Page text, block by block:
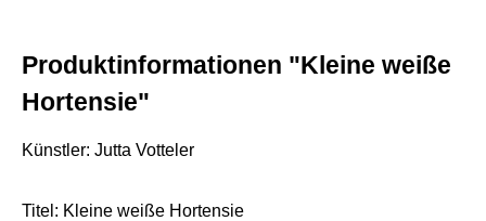
Produktinformationen "Kleine weiße
Hortensie"
Künstler: Jutta Votteler
Titel: Kleine weiße Hortensie